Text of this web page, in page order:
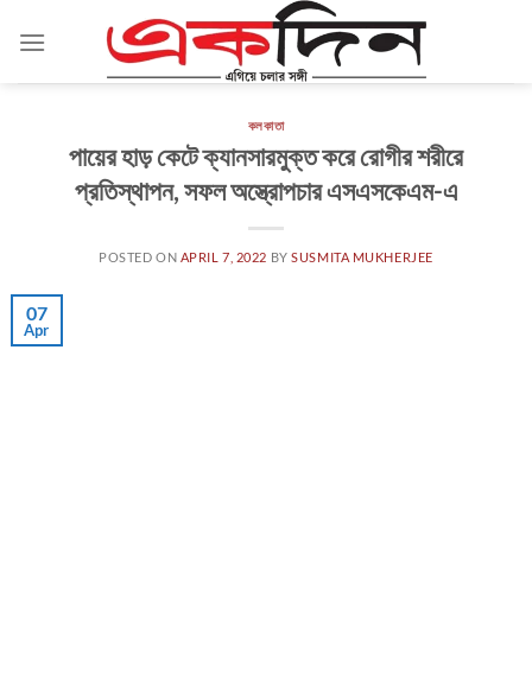
কলকাতা
পায়ের হাড় কেটে ক্যানসারমুক্ত করে রোগীর শরীরে
প্রতিস্থাপন, সফল অস্ত্রোপচার এসএসকেএম-এ
POSTED ON APRIL 7, 2022 BYSUSMITA MUKHERJEE
07
Apr